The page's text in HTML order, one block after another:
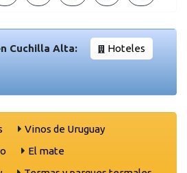
Cuchilla Alta: Hoteles
Vinos de Uruguay
El mate